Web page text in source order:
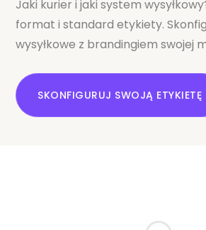
Jaki kurier i jaki system
format i standard etykiety.
wysyłkowe z brandingiem swojej
SKONFIGURUJ SWOJĄ ETYKIETĘ